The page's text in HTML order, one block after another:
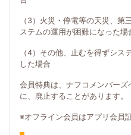
（3）火災・停電等の天災、第
ステムの運用が困難になった場
（4）その他、止むを得ずシス
した場合
会員特典は、ナフコメンバー
に、廃止することがあります。
※オフライン会員はアプリ会員